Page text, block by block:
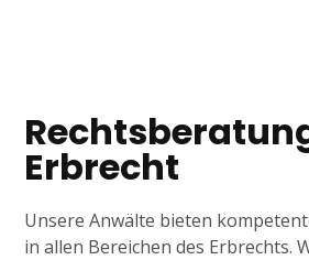
Erbrecht
Unsere Anwälte bieten
in allen Bereichen des Erbrechts.